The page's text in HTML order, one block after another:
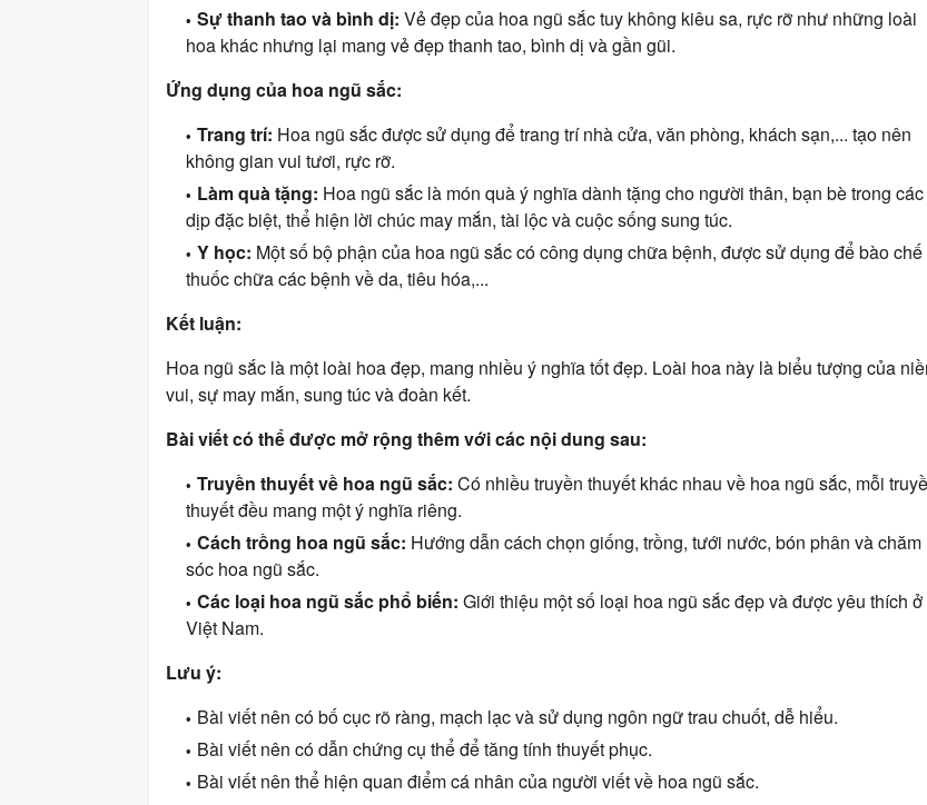
Sự thanh tao và bình dị: Vẻ đẹp của hoa ngũ sắc tuy không kiêu sa, rực rỡ như những loài
hoa khác nhưng lại mang vẻ đẹp thanh tao, bình dị và gần gũi.
Ứng dụng của hoa ngũ sắc:
Trang trí: Hoa ngũ sắc được sử dụng để trang trí nhà cửa, văn phòng, khách sạn,... tạo nên
không gian vui tươi, rực rỡ.
Làm quà tặng: Hoa ngũ sắc là món quà ý nghĩa dành tặng cho người thân, bạn bè trong các
dịp đặc biệt, thể hiện lời chúc may mắn, tài lộc và cuộc sống sung túc.
Y học: Một số bộ phận của hoa ngũ sắc có công dụng chữa bệnh, được sử dụng để bào chế
thuốc chữa các bệnh về da, tiêu hóa,...
Kết luận:
Hoa ngũ sắc là một loài hoa đẹp, mang nhiều ý nghĩa tốt đẹp. Loài hoa này là biểu tượng của
vui, sự may mắn, sung túc và đoàn kết.
Bài viết có thể được mở rộng thêm với các nội dung sau:
Truyền thuyết về hoa ngũ sắc: Có nhiều truyền thuyết khác nhau về hoa ngũ sắc, mỗi
thuyết đều mang một ý nghĩa riêng.
Cách trồng hoa ngũ sắc: Hướng dẫn cách chọn giống, trồng, tưới nước, bón phân và chăm
sóc hoa ngũ sắc.
Các loại hoa ngũ sắc phổ biến: Giới thiệu một số loại hoa ngũ sắc đẹp và được yêu thích ở
Việt Nam.
Lưu ý:
Bài viết nên có bố cục rõ ràng, mạch lạc và sử dụng ngôn ngữ trau chuốt, dễ hiểu.
Bài viết nên có dẫn chứng cụ thể để tăng tính thuyết phục.
Bài viết nên thể hiện quan điểm cá nhân của người viết về hoa ngũ sắc.